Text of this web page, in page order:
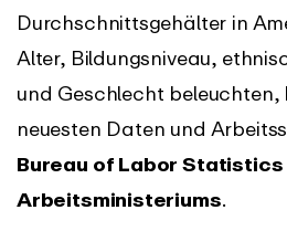
Durchschnittsgehälter in
Alter, Bildungsniveau,
und Geschlecht
neuesten Daten und
Bureau of Labor Statistics
Arbeitsministeriums.